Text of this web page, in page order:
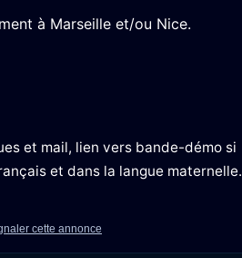
à Marseille et/ou Nice.
et mail, lien vers bande-démo si
et dans la langue maternelle.
cette annonce